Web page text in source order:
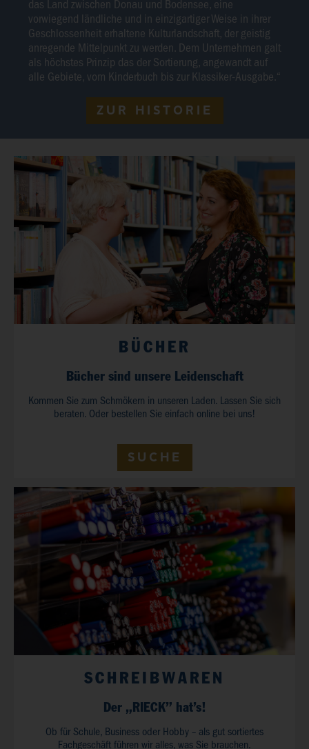
das Land zwischen Donau und Bodensee, eine
vorwiegend ländliche und in einzigartiger Weise in ihrer
Geschlossenheit erhaltene Kulturlandschaft, der geistig
anregende Mittelpunkt zu werden. Dem Unternehmen galt
als höchstes Prinzip das der Sortierung, angewandt auf
alle Gebiete, vom Kinderbuch bis zur Klassiker-Ausgabe.“
ZUR HISTORIE
BÜCHER
Bücher sind unsere Leidenschaft
Kommen Sie zum Schmökern in unseren Laden. Lassen Sie sich
beraten. Oder bestellen Sie einfach online bei uns!
SUCHE
SCHREIBWAREN
Der „RIECK” hat’s!
Ob für Schule, Business oder Hobby – als gut sortiertes
Fachgeschäft führen wir alles, was Sie brauchen.